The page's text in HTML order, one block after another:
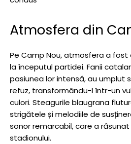
Atmosfera din
Pe Camp Nou, atmosfera a
la începutul partidei. Fanii
pasiunea lor intensă, au umplut
refuz, transformându-l într-un
culori. Steagurile blaugrana
strigătele și melodiile de
sonor remarcabil, care a
stadionului.